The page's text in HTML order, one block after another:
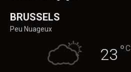
BRUSSELS
Peu Nuageux
23 °C